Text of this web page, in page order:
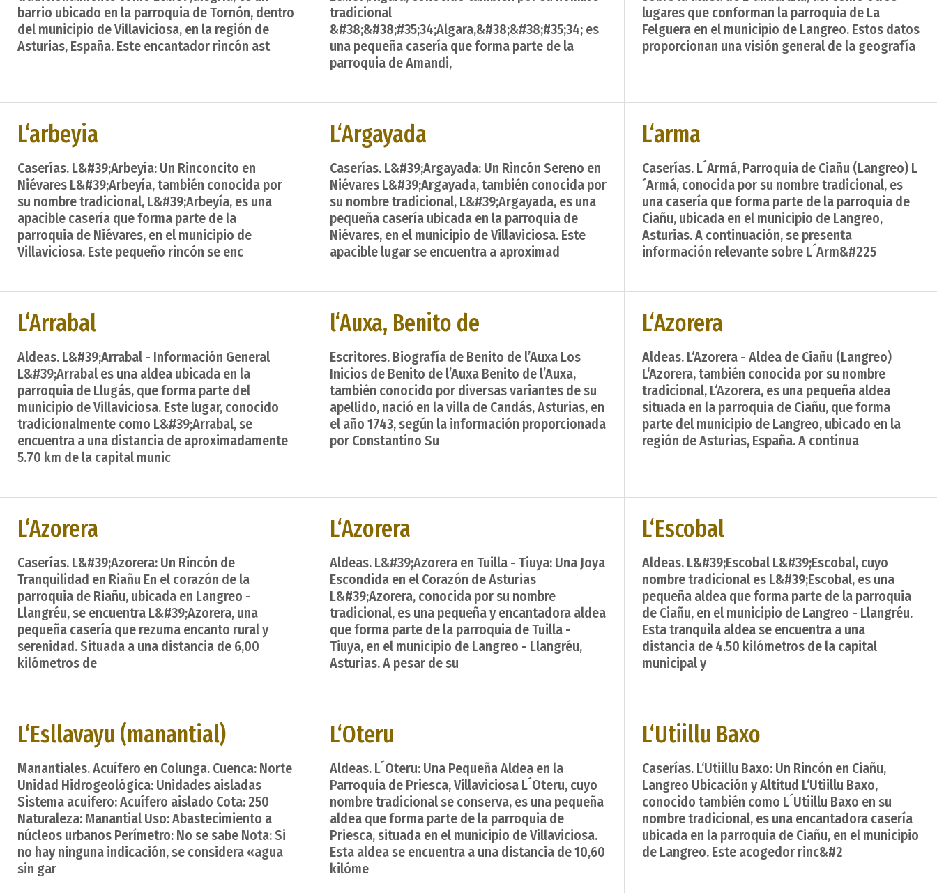
barrio ubicado en la parroquia de Tornón, dentro
del municipio de Villaviciosa, en la región de
Asturias, España. Este encantador rincón ast
tradicional
&#38;&#38;#35;34;Algara,&#38;&#38;#35;34; es
una pequeña casería que forma parte de la
parroquia de Amandi,
lugares que conforman la parroquia de La
Felguera en el municipio de Langreo. Estos datos
proporcionan una visión general de la geografía
L‘arbeyia
Caserías. L&#39;Arbeyía: Un Rinconcito en
Niévares L&#39;Arbeyía, también conocida por
su nombre tradicional, L&#39;Arbeyía, es una
apacible casería que forma parte de la
parroquia de Niévares, en el municipio de
Villaviciosa. Este pequeño rincón se enc
L‘Argayada
Caserías. L&#39;Argayada: Un Rincón Sereno en
Niévares L&#39;Argayada, también conocida por
su nombre tradicional, L&#39;Argayada, es una
pequeña casería ubicada en la parroquia de
Niévares, en el municipio de Villaviciosa. Este
apacible lugar se encuentra a aproximad
L‘arma
Caserías. L´Armá, Parroquia de Ciañu (Langreo) L
´Armá, conocida por su nombre tradicional, es
una casería que forma parte de la parroquia de
Ciañu, ubicada en el municipio de Langreo,
Asturias. A continuación, se presenta
información relevante sobre L´Arm&#225
L‘Arrabal
Aldeas. L&#39;Arrabal - Información General
L&#39;Arrabal es una aldea ubicada en la
parroquia de Llugás, que forma parte del
municipio de Villaviciosa. Este lugar, conocido
tradicionalmente como L&#39;Arrabal, se
encuentra a una distancia de aproximadamente
5.70 km de la capital munic
l‘Auxa, Benito de
Escritores. Biografía de Benito de l’Auxa Los
Inicios de Benito de l’Auxa Benito de l’Auxa,
también conocido por diversas variantes de su
apellido, nació en la villa de Candás, Asturias, en
el año 1743, según la información proporcionada
por Constantino Su
L‘Azorera
Aldeas. L‘Azorera - Aldea de Ciañu (Langreo)
L‘Azorera, también conocida por su nombre
tradicional, L‘Azorera, es una pequeña aldea
situada en la parroquia de Ciañu, que forma
parte del municipio de Langreo, ubicado en la
región de Asturias, España. A continua
L‘Azorera
Caserías. L&#39;Azorera: Un Rincón de
Tranquilidad en Riañu En el corazón de la
parroquia de Riañu, ubicada en Langreo -
Llangréu, se encuentra L&#39;Azorera, una
pequeña casería que rezuma encanto rural y
serenidad. Situada a una distancia de 6,00
kilómetros de
L‘Azorera
Aldeas. L&#39;Azorera en Tuilla - Tiuya: Una Joya
Escondida en el Corazón de Asturias
L&#39;Azorera, conocida por su nombre
tradicional, es una pequeña y encantadora aldea
que forma parte de la parroquia de Tuilla -
Tiuya, en el municipio de Langreo - Llangréu,
Asturias. A pesar de su
L‘Escobal
Aldeas. L&#39;Escobal L&#39;Escobal, cuyo
nombre tradicional es L&#39;Escobal, es una
pequeña aldea que forma parte de la parroquia
de Ciañu, en el municipio de Langreo - Llangréu.
Esta tranquila aldea se encuentra a una
distancia de 4.50 kilómetros de la capital
municipal y
L‘Esllavayu (manantial)
Manantiales. Acuífero en Colunga. Cuenca: Norte
Unidad Hidrogeológica: Unidades aisladas
Sistema acuifero: Acuífero aislado Cota: 250
Naturaleza: Manantial Uso: Abastecimiento a
núcleos urbanos Perímetro: No se sabe Nota: Si
no hay ninguna indicación, se considera «agua
sin gar
L‘Oteru
Aldeas. L´Oteru: Una Pequeña Aldea en la
Parroquia de Priesca, Villaviciosa L´Oteru, cuyo
nombre tradicional se conserva, es una pequeña
aldea que forma parte de la parroquia de
Priesca, situada en el municipio de Villaviciosa.
Esta aldea se encuentra a una distancia de 10,60
kilóme
L‘Utiillu Baxo
Caserías. L‘Utiillu Baxo: Un Rincón en Ciañu,
Langreo Ubicación y Altitud L‘Utiillu Baxo,
conocido también como L´Utiillu Baxo en su
nombre tradicional, es una encantadora casería
ubicada en la parroquia de Ciañu, en el municipio
de Langreo. Este acogedor rinc&#2